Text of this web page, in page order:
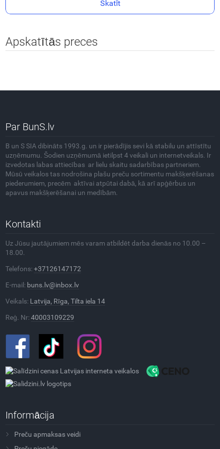
Skatīt
Apskatītās preces
Par BunS.lv
B un S SIA dibināts 1993.g. un ir pierādījis sevi kā stabilu un attīstītu
uzņēmumu. Šodien uzņēmumā ietilpst 4 veikali un internetveikals. Ir
izvedotas labas attiecības ar lielu skaitu sadarbības partneriem.
Mūsū veikalos tas nodrošina plašu preču sortimentu makšķerēšanas
piederumiem, precēm aktīvai atpūtai dabā, kā arī apģērbus un
apavus makšķerēšanai un medībām.
Kontakti
Uz Jūsu jautājumiem mēs varam atbildēt darba dienās no 10.00 –
18.00.
Telefons:+37126147172
E-mail: buns.lv@inbox.lv
Veikals: Latvija, Rīga, Tilta iela 14
Reģ. Nr:40003109229
Informācija
Preču apmaksas veidi